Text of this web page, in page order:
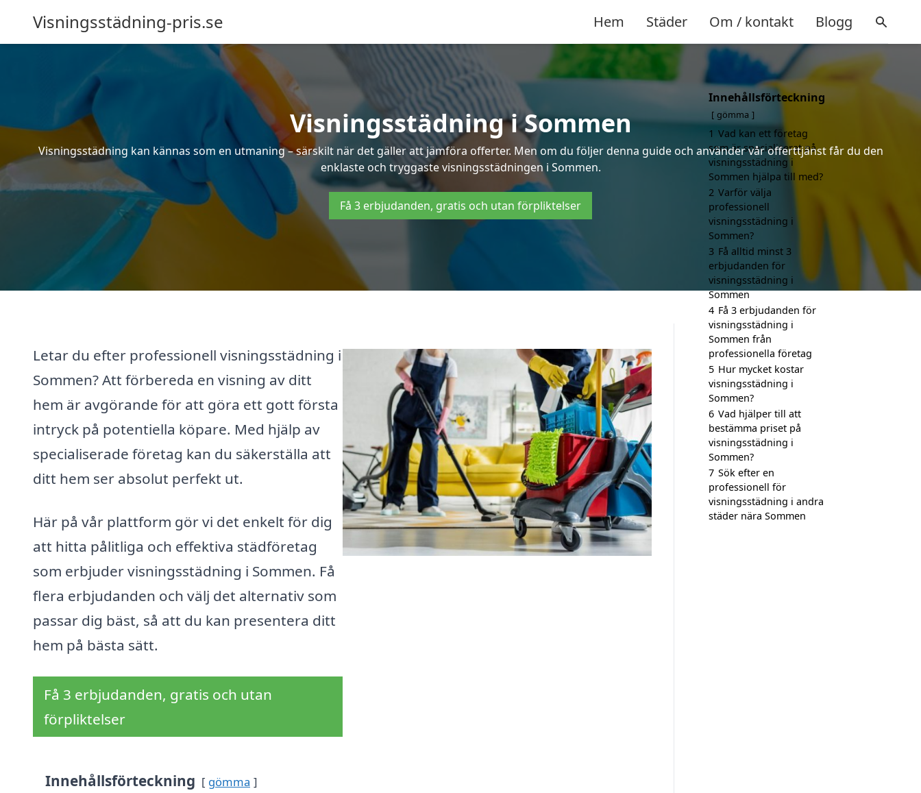
Visningsstädning-pris.se Hem Städer Om / kontakt Blogg
Visningsstädning i Sommen
Visningsstädning kan kännas som en utmaning – särskilt när det gäller att jämföra offerter. Men om du följer denna guide och använder vår offerttjänst får du den
enklaste och tryggaste visningsstädningen i Sommen.
Få 3 erbjudanden, gratis och utan förpliktelser
Letar du efter professionell visningsstädning i
Sommen? Att förbereda en visning av ditt
hem är avgörande för att göra ett gott första
intryck på potentiella köpare. Med hjälp av
specialiserade företag kan du säkerställa att
ditt hem ser absolut perfekt ut.
Här på vår plattform gör vi det enkelt för dig
att hitta pålitliga och effektiva städföretag
som erbjuder visningsstädning i Sommen. Få
flera erbjudanden och välj det alternativ som
passar dig bäst, så att du kan presentera ditt
hem på bästa sätt.
Få 3 erbjudanden, gratis och utan
förpliktelser
Innehållsförteckning gömma
Innehållsförteckning
gömma
1 Vad kan ett företag
som är specialiserat på
visningsstädning i
Sommen hjälpa till med?
2 Varför välja
professionell
visningsstädning i
Sommen?
3 Få alltid minst 3
erbjudanden för
visningsstädning i
Sommen
4 Få 3 erbjudanden för
visningsstädning i
Sommen från
professionella företag
5 Hur mycket kostar
visningsstädning i
Sommen?
6 Vad hjälper till att
bestämma priset på
visningsstädning i
Sommen?
7 Sök efter en
professionell för
visningsstädning i andra
städer nära Sommen